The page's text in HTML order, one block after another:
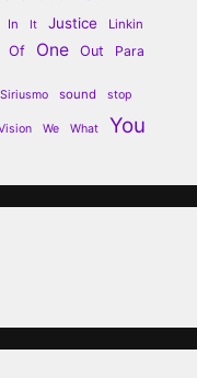
In It Justice Linkin
Of One Out Para
Siriusmo sound stop
We What You